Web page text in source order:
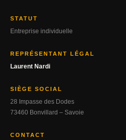
STATUT
Entreprise individuelle
REPRÉSENTANT LÉGAL
Laurent Nardi
SIÈGE SOCIAL
28 Impasse des Dodes
73460 Bonvillard – Savoie
CONTACT